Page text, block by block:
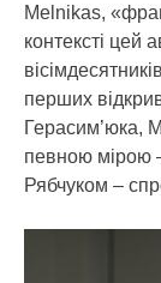
Melnikas,
контексті цей
перших
Герасим’юка,
певною мірою
Рябчуком –